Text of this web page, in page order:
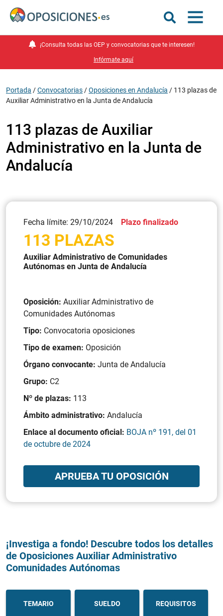
¡Consulta todas las OEP y convocatorias que te interesen!
Infórmate aquí
Portada /Convocatorias /Oposiciones en Andalucía / 113 plazas de
Auxiliar Administrativo en la Junta de Andalucía
113 plazas de Auxiliar
Administrativo en la Junta de
Andalucía
Fecha límite: 29/10/2024 Plazo finalizado
113 PLAZAS
Auxiliar Administrativo de Comunidades
Autónomas en Junta de Andalucía
Oposición: Auxiliar Administrativo de
Comunidades Autónomas
Tipo: Convocatoria oposiciones
Tipo de examen: Oposición
Órgano convocante: Junta de Andalucía
Grupo: C2
Nº de plazas: 113
Ámbito administrativo: Andalucía
Enlace al documento oficial: BOJA nº 191, del 01
de octubre de 2024
APRUEBA TU OPOSICIÓN
¡Investiga a fondo! Descubre todos los detalles
de Oposiciones Auxiliar Administrativo
Comunidades Autónomas
TEMARIO SUELDO REQUISITOS